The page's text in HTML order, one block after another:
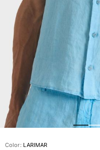
Ver todo Bañadores
Pret-a-porter
Jersey y cárdigan
Chaquetas y Abrigos
Pantalones
Jerséis
Camisetas
Color: LARIMAR